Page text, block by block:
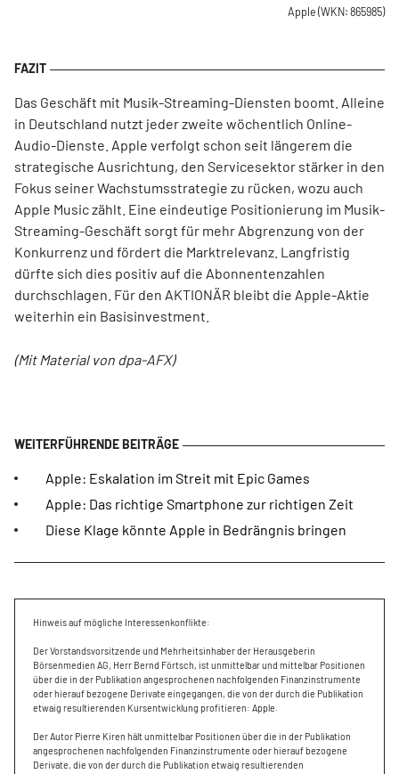
Apple (WKN: 865985)
Das Geschäft mit Musik-Streaming-Diensten boomt. Alleine
in Deutschland nutzt jeder zweite wöchentlich Online-
Audio-Dienste. Apple verfolgt schon seit längerem die
strategische Ausrichtung, den Servicesektor stärker in den
Fokus seiner Wachstumsstrategie zu rücken, wozu auch
Apple Music zählt. Eine eindeutige Positionierung im Musik-
Streaming-Geschäft sorgt für mehr Abgrenzung von der
Konkurrenz und fördert die Marktrelevanz. Langfristig
dürfte sich dies positiv auf die Abonnentenzahlen
durchschlagen. Für den AKTIONÄR bleibt die Apple-Aktie
weiterhin ein Basisinvestment.
(Mit Material von dpa-AFX)
Apple: Eskalation im Streit mit Epic Games
Apple: Das richtige Smartphone zur richtigen Zeit
Diese Klage könnte Apple in Bedrängnis bringen
Hinweis auf mögliche Interessenkonflikte:
Der Vorstandsvorsitzende und Mehrheitsinhaber der Herausgeberin
Börsenmedien AG, Herr Bernd Förtsch, ist unmittelbar und mittelbar Positionen
über die in der Publikation angesprochenen nachfolgenden Finanzinstrumente
oder hierauf bezogene Derivate eingegangen, die von der durch die Publikation
etwaig resultierenden Kursentwicklung profitieren: Apple.
Der Autor Pierre Kiren hält unmittelbar Positionen über die in der Publikation
angesprochenen nachfolgenden Finanzinstrumente oder hierauf bezogene
Derivate, die von der durch die Publikation etwaig resultierenden